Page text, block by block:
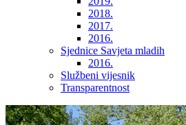
2018.
2017.
2016.
Sjednice Savjeta mladih
2016.
Službeni vijesnik
Transparentnost